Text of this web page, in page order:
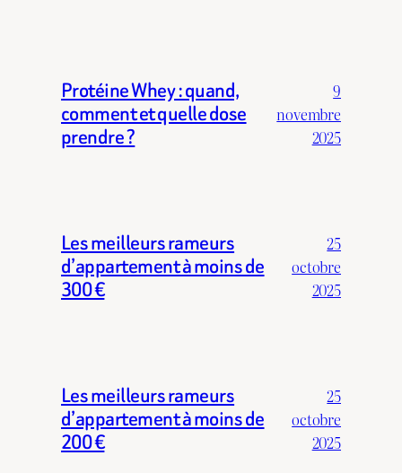
Protéine Whey : quand,
comment et quelle dose
prendre ?
9
novembre
2025
Les meilleurs rameurs
d’appartement à moins de
300 €
25
octobre
2025
Les meilleurs rameurs
d’appartement à moins de
200 €
25
octobre
2025